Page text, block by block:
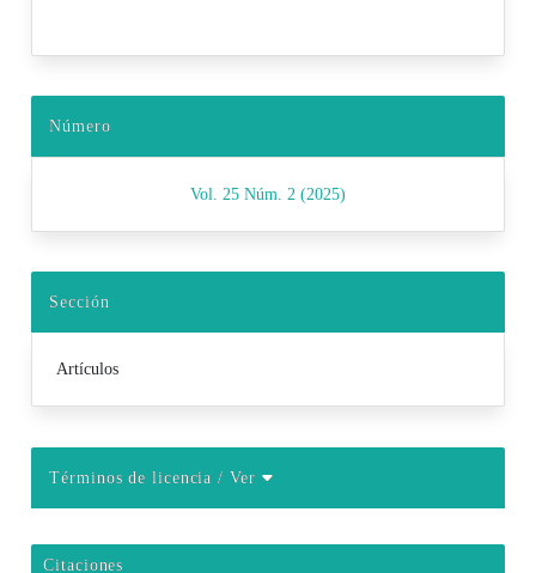
Número
Vol. 25 Núm. 2 (2025)
Sección
Artículos
Términos de licencia/ Ver
Citaciones